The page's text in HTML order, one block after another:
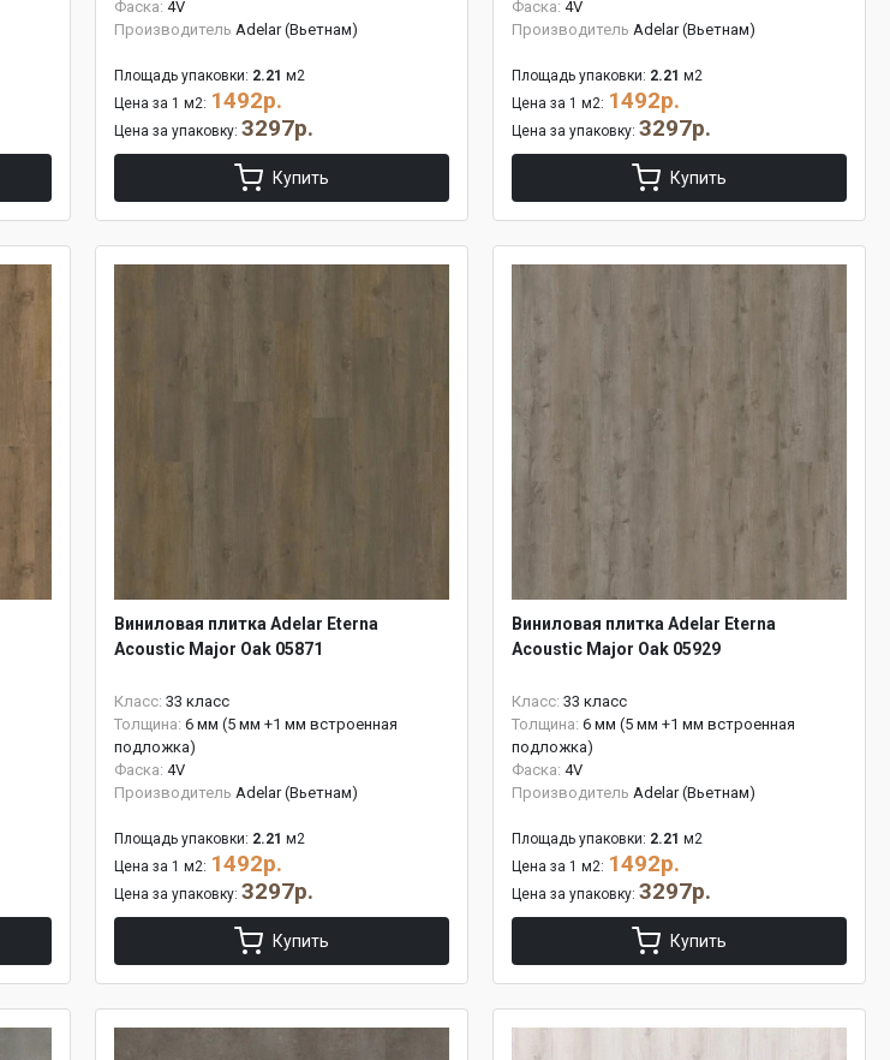
Фаска: 4V
Производитель Adelar (Вьетнам)
Площадь упаковки: 2.21 м2
Цена за 1 м2: 1492р.
Цена за упаковку: 3297р.
Купить
Фаска: 4V
Производитель Adelar (Вьетнам)
Площадь упаковки: 2.21 м2
Цена за 1 м2: 1492р.
Цена за упаковку: 3297р.
Купить
Виниловая плитка Adelar Eterna
Acoustic Major Oak 05871
Класс: 33 класс
Толщина: 6 мм (5 мм +1 мм встроенная
подложка)
Фаска: 4V
Производитель Adelar (Вьетнам)
Площадь упаковки: 2.21 м2
Цена за 1 м2: 1492р.
Цена за упаковку: 3297р.
Купить
Виниловая плитка Adelar Eterna
Acoustic Major Oak 05929
Класс: 33 класс
Толщина: 6 мм (5 мм +1 мм встроенная
подложка)
Фаска: 4V
Производитель Adelar (Вьетнам)
Площадь упаковки: 2.21 м2
Цена за 1 м2: 1492р.
Цена за упаковку: 3297р.
Купить